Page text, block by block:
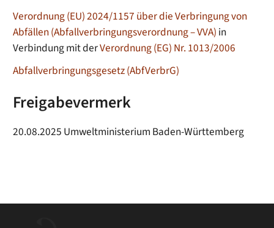
Verordnung (EU) 2024/1157 über die Verbringung von
Abfällen (Abfallverbringungsverordnung – VVA) in
Verbindung mit derVerordnung (EG) Nr. 1013/2006
Abfallverbringungsgesetz (AbfVerbrG)
Freigabevermerk
20.08.2025 Umweltministerium Baden-Württemberg